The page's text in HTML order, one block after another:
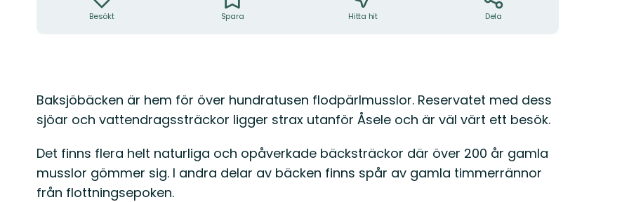
Besökt Spara Hitta hit Dela
Beskrivning
Baksjöbäcken är hem för över hundratusen flodpärlmusslor. Reservatet med dess
sjöar och vattendragssträckor ligger strax utanför Åsele och är väl värt ett besök.
Det finns flera helt naturliga och opåverkade bäcksträckor där över 200 år gamla
musslor gömmer sig. I andra delar av bäcken finns spår av gamla timmerrännor
från flottningsepoken.